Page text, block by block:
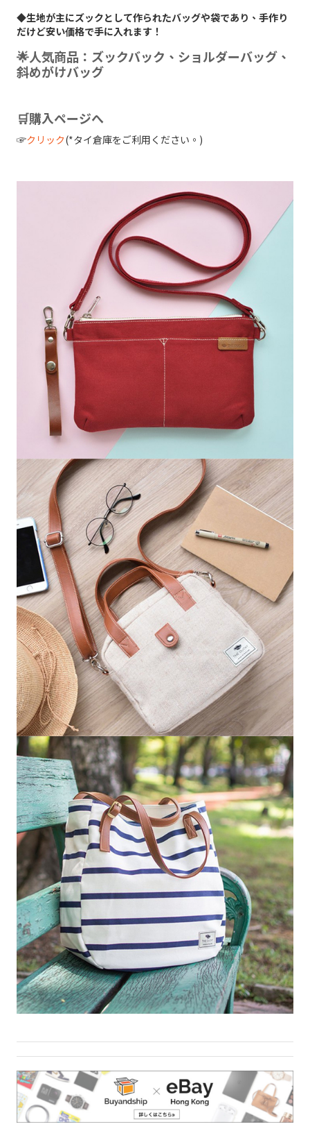
◆生地が主にズックとして作られたバッグや袋であり、手作り
だけど安い価格で手に入れます！
🌟人気商品：ズックバック、ショルダーバッグ、
斜めがけバッグ
🛒購入ページへ
☞クリック(*タイ倉庫をご利用ください。)